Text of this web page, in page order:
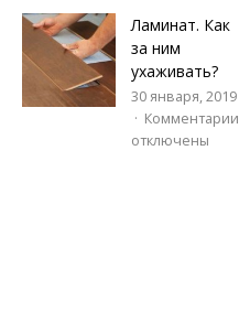
Ламинат. Как
за ним
ухаживать?
30 января, 2019
Комментарии
отключены